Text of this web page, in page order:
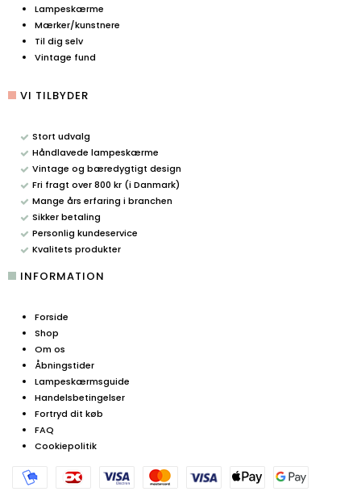
Lampeskærme
Mærker/kunstnere
Til dig selv
Vintage fund
VI TILBYDER
Stort udvalg
Håndlavede lampeskærme
Vintage og bæredygtigt design
Fri fragt over 800 kr (i Danmark)
Mange års erfaring i branchen
Sikker betaling
Personlig kundeservice
Kvalitets produkter
INFORMATION
Forside
Shop
Om os
Åbningstider
Lampeskærmsguide
Handelsbetingelser
Fortryd dit køb
FAQ
Cookiepolitik